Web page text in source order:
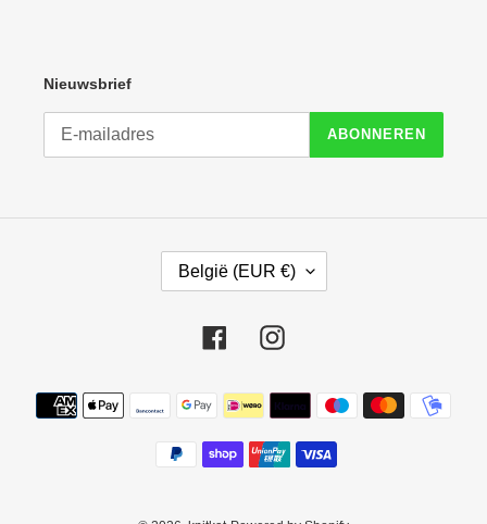
Nieuwsbrief
ABONNEREN
G
O
België (EUR €)
FacebookInstagram
Betaalmethoden